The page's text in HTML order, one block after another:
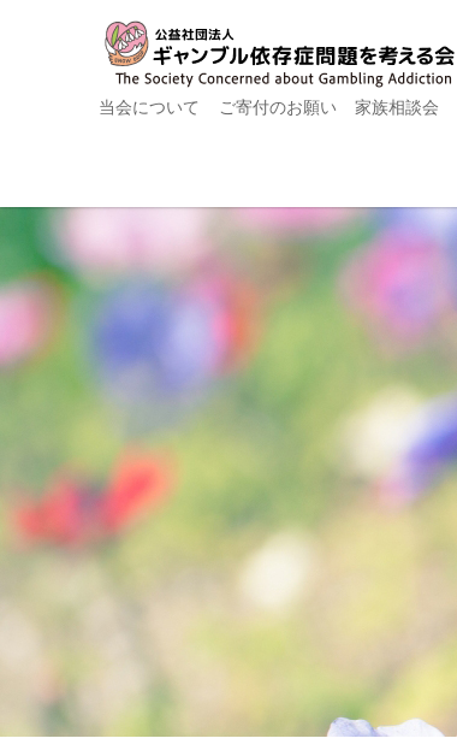
当会について ご寄付のお願い 家族相談会